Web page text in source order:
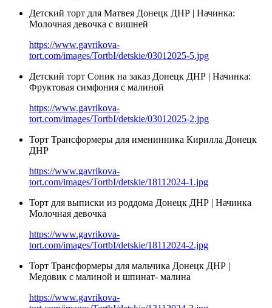
Детский торт для Матвея Донецк ДНР | Начинка:
Молочная девочка с вишней
https://www.gavrikova-
tort.com/images/TortbI/detskie/03012025-5.jpg
Детский торт Соник на заказ Донецк ДНР | Начинка:
Фруктовая симфония с малиной
https://www.gavrikova-
tort.com/images/TortbI/detskie/03012025-2.jpg
Торт Трансформеры для именинника Кирилла Донецк
ДНР
https://www.gavrikova-
tort.com/images/TortbI/detskie/18112024-1.jpg
Торт для выписки из роддома Донецк ДНР | Начинка
Молочная девочка
https://www.gavrikova-
tort.com/images/TortbI/detskie/18112024-2.jpg
Торт Трансформеры для мальчика Донецк ДНР |
Медовик с малиной и шпинат- малина
https://www.gavrikova-